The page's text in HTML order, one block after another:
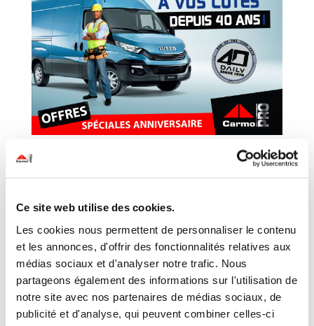
Ce site web utilise des cookies.
Les cookies nous permettent de personnaliser le contenu
et les annonces, d'offrir des fonctionnalités relatives aux
médias sociaux et d'analyser notre trafic. Nous
partageons également des informations sur l'utilisation de
notre site avec nos partenaires de médias sociaux, de
publicité et d'analyse, qui peuvent combiner celles-ci
Offres spéciales Anniversaire Iveco
parCarmo PRO|Nov 19, 2018|Promotion
Depuis 40 ans, Iveco Daily est à vos côtés, et
horizon. Et 40 ans de bons et loyaux services, ça se
fête ! C’est pourquoi Carmo Pro lance les offres
spéciales anniversaire ! Des prix jamais vu, sur toute la
gamme Iveco...